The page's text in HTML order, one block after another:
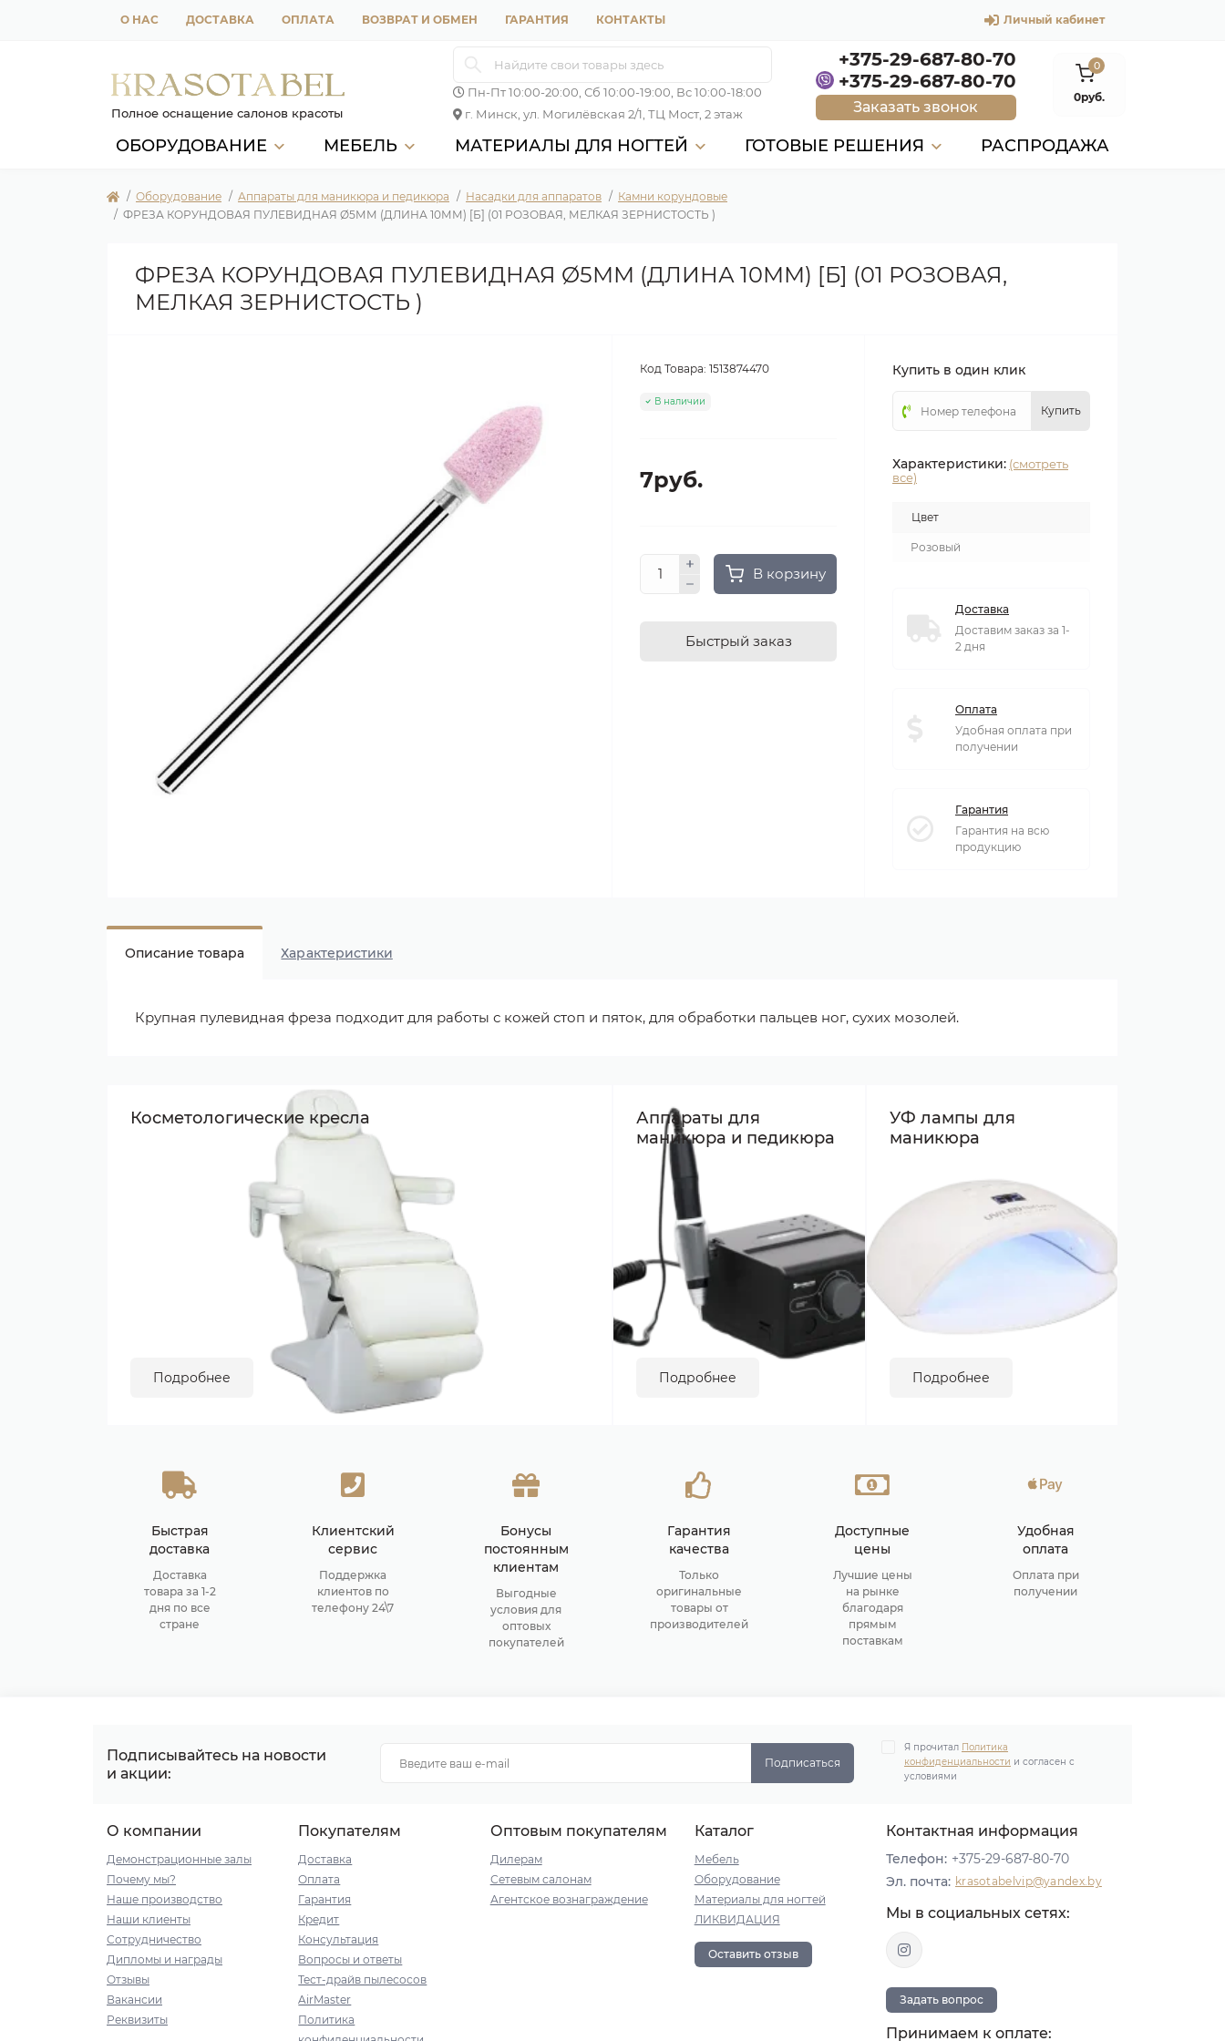
О НАС ДОСТАВКА ОПЛАТА ВОЗВРАТ И ОБМЕН ГАРАНТИЯ КОНТАКТЫ Личный кабинет
Полное оснащение салонов красоты
Пн-Пт 10:00-20:00, Сб 10:00-19:00, Вс 10:00-18:00
г. Минск, ул. Могилёвская 2/1, ТЦ Мост, 2 этаж
+375-29-687-80-70
+375-29-687-80-70
Заказать звонок
0
0руб.
ОБОРУДОВАНИЕ МЕБЕЛЬ МАТЕРИАЛЫ ДЛЯ НОГТЕЙ ГОТОВЫЕ РЕШЕНИЯ РАСПРОДАЖА
Оборудование Аппараты для маникюра и педикюра Насадки для аппаратов
Камни корундовые
ФРЕЗА КОРУНДОВАЯ ПУЛЕВИДНАЯ Ø5ММ (ДЛИНА 10ММ) [Б] (01 РОЗОВАЯ, МЕЛКАЯ ЗЕРНИСТОСТЬ )
ФРЕЗА КОРУНДОВАЯ ПУЛЕВИДНАЯ Ø5ММ (ДЛИНА 10ММ) [Б] (01 РОЗОВАЯ,
МЕЛКАЯ ЗЕРНИСТОСТЬ )
Код Товара: 1513874470
В наличии
7руб.
В корзину
Быстрый заказ
Купить в один клик
Купить
Характеристики: (смотреть
все)
Цвет
Розовый
Доставка
Доставим заказ за 1-
2 дня
Оплата
Удобная оплата при
получении
Гарантия
Гарантия на всю
продукцию
Описание товара Характеристики
Крупная пулевидная фреза подходит для работы с кожей стоп и пяток, для обработки пальцев ног, сухих мозолей.
Косметологические кресла
Подробнее
Аппараты для
маникюра и педикюра
Подробнее
УФ лампы для
маникюра
Подробнее
Быстрая
доставка
Доставка
товара за 1-2
дня по все
стране
Клиентский
сервис
Поддержка
клиентов по
телефону 24\7
Бонусы
постоянным
клиентам
Выгодные
условия для
оптовых
покупателей
Гарантия
качества
Только
оригинальные
товары от
производителей
Доступные
цены
Лучшие цены
на рынке
благодаря
прямым
поставкам
Удобная
оплата
Оплата при
получении
Подписывайтесь на новости
и акции:
Подписаться
Я прочитал Политика
конфиденциальности и согласен с
условиями
О компании
Демонстрационные залы
Почему мы?
Наше производство
Наши клиенты
Сотрудничество
Дипломы и награды
Отзывы
Вакансии
Реквизиты
Покупателям
Доставка
Оплата
Гарантия
Кредит
Консультация
Вопросы и ответы
Тест-драйв пылесосов
AirMaster
Политика
Оптовым покупателям
Дилерам
Сетевым салонам
Агентское вознаграждение
Каталог
Мебель
Оборудование
Материалы для ногтей
ЛИКВИДАЦИЯ
Оставить отзыв
Контактная информация
Телефон: +375-29-687-80-70
Эл. почта: krasotabelvip@yandex.by
Мы в социальных сетях:
Задать вопрос
Принимаем к оплате: